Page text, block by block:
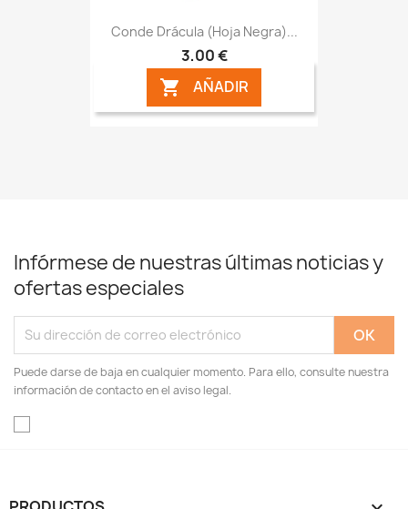
Conde Drácula (Hoja Negra)...
3,00 €
 AÑADIR
Infórmese de nuestras últimas noticias y
ofertas especiales
Puede darse de baja en cualquier momento. Para ello, consulte nuestra
información de contacto en el aviso legal.